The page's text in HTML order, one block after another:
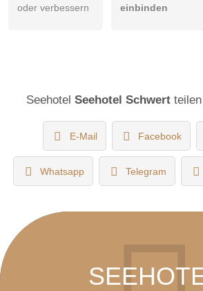
oder verbessern
einbinden
Seehotel Seehotel Schwertteilen
E-Mail Facebook
Whatsapp Telegram